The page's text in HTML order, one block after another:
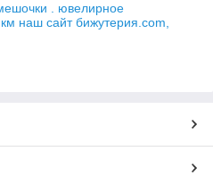
. ювелирное
наш сайт бижутерия.com,